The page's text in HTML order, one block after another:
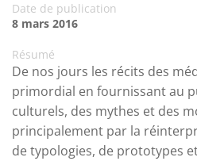
Date de publication
8 mars 2016
Résumé
De nos jours les récits des
primordial en fournissant au
culturels, des mythes et des
principalement par la
de typologies, de prototypes